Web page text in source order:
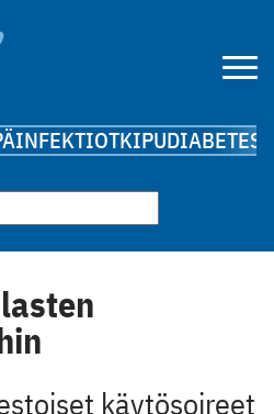
INFEKTIOTKIPUDIABETES
käytösoireet